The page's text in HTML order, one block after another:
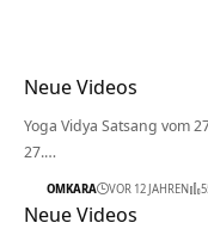
Neue Videos
Yoga Vidya Satsang vom
27.…
OMKARA VOR 12 JAHREN
Neue Videos